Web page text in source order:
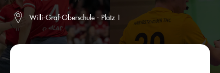
Willi-Graf-Oberschule - Platz 1